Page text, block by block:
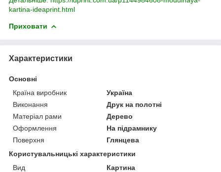
kartina-ideaprint.html
Приховати
Характеристики
Основні
Країна виробник
Україна
Виконання
Друк на полотні
Матеріал рами
Дерево
Оформлення
На підрамнику
Поверхня
Глянцева
Користувальницькі характеристики
Вид
Картина